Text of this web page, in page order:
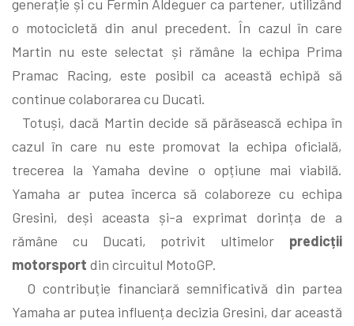
generație și cu Fermin Aldeguer ca partener, utilizând
o motocicletă din anul precedent. În cazul în care
Martin nu este selectat și rămâne la echipa Prima
Pramac Racing, este posibil ca această echipă să
continue colaborarea cu Ducati.
Totuși, dacă Martin decide să părăsească echipa în
cazul în care nu este promovat la echipa oficială,
trecerea la Yamaha devine o opțiune mai viabilă.
Yamaha ar putea încerca să colaboreze cu echipa
Gresini, deși aceasta și-a exprimat dorința de a
rămâne cu Ducati, potrivit ultimelor predicții
motorsport din circuitul MotoGP.
O contribuție financiară semnificativă din partea
Yamaha ar putea influența decizia Gresini, dar această